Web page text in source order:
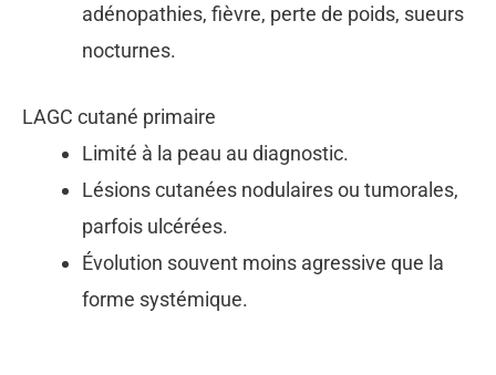
adénopathies, fièvre, perte de poids, sueurs
nocturnes.
LAGC cutané primaire
Limité à la peau au diagnostic.
Lésions cutanées nodulaires ou tumorales,
parfois ulcérées.
Évolution souvent moins agressive que la
forme systémique.